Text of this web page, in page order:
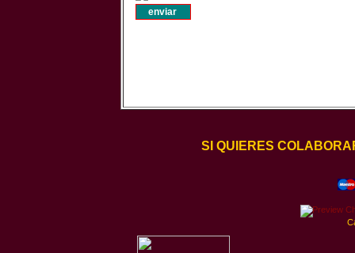
SI QUIERES